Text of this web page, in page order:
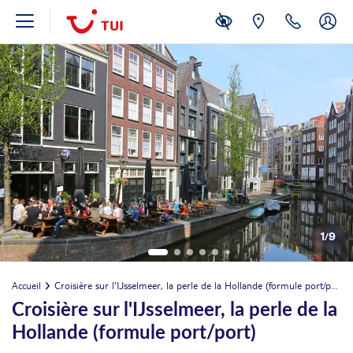
1/9
Accueil Croisière sur l'IJsselmeer, la perle de la Hollande (formule port/port)
Croisière sur l'IJsselmeer, la perle de la
Hollande (formule port/port)